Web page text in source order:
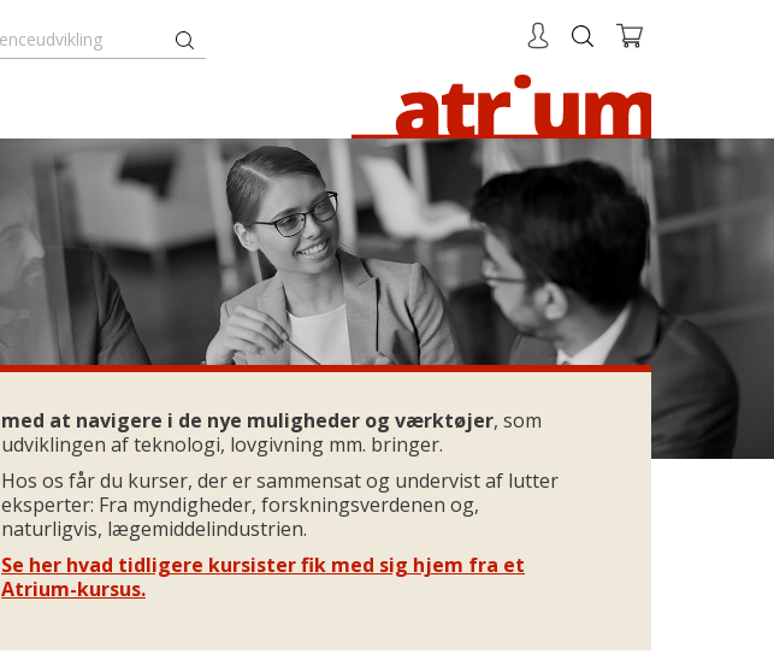
med at navigere i de nye muligheder og værktøjer, som
udviklingen af teknologi, lovgivning mm. bringer.
Hos os får du kurser, der er sammensat og undervist af lutter
eksperter: Fra myndigheder, forskningsverdenen og,
naturligvis, lægemiddelindustrien.
Se her hvad tidligere kursister fik med sig hjem fra et
Atrium-kursus.